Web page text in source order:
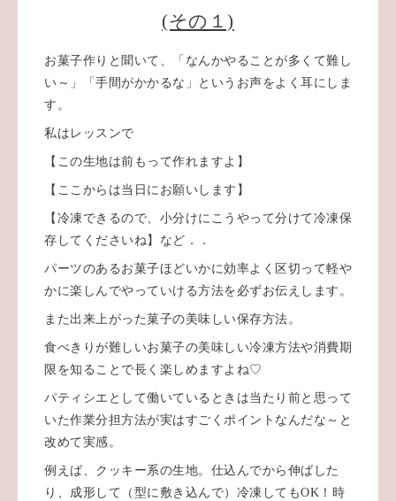
(その１)
お菓子作りと聞いて、「なんかやることが多くて難し
い～」「手間がかかるな」というお声をよく耳にしま
す。
私はレッスンで
【この生地は前もって作れますよ】
【ここからは当日にお願いします】
【冷凍できるので、小分けにこうやって分けて冷凍保
存してくださいね】など．．
パーツのあるお菓子ほどいかに効率よく区切って軽や
かに楽しんでやっていける方法を必ずお伝えします。
また出来上がった菓子の美味しい保存方法。
食べきりが難しいお菓子の美味しい冷凍方法や消費期
限を知ることで長く楽しめますよね♡
パティシエとして働いているときは当たり前と思って
いた作業分担方法が実はすごくポイントなんだな～と
改めて実感。
例えば、クッキー系の生地。仕込んでから伸ばした
り、成形して（型に敷き込んで）冷凍してもOK！時